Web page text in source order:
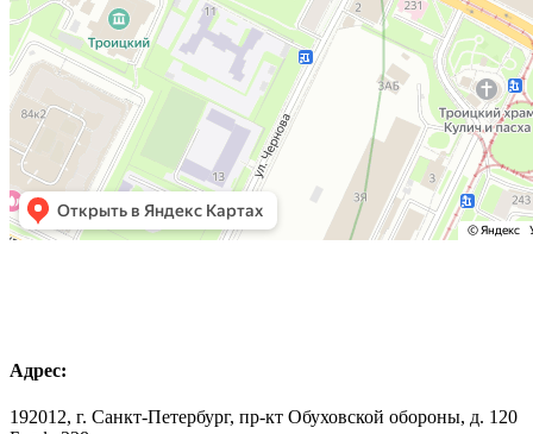
Адрес:
192012, г. Санкт-Петербург, пр-кт Обуховской обороны, д. 120